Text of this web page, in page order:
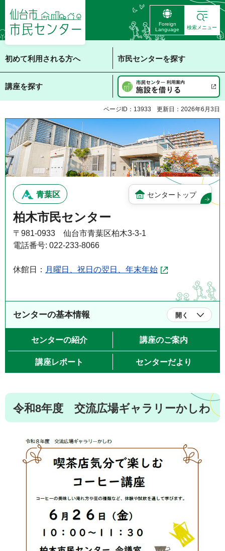
仙台市 市民センタ
ー
Foreign
Language
検索メニュー
初めて利用される方へ 市民センターを探す
講座を探す
ページID：13933 更新日：2026年6月3日
青葉区 センタートップ
柏木市民センター
〒981-0933 仙台市青葉区柏木3-3-1
電話番号: 022-233-8066
休館日： 月曜日、祝日の翌日、年末年始
センターの基本情報 開く
センターの紹介 講座のご案内
講座レポート センターだより
令和8年度 交流広場ギャラリーかしわ